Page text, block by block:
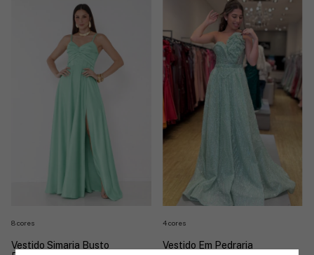
Vestido Simaria Busto
8 cores
Vestido Em Pedraria
4 cores